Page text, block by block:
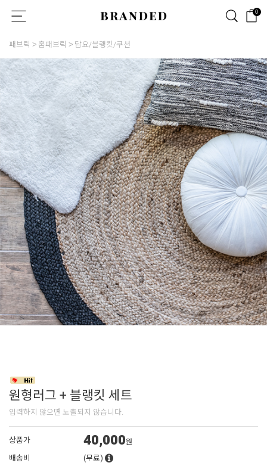
0
패브릭 홈패브릭 담요/블랭킷/쿠션
원형러그 + 블랭킷 세트
입력하지 않으면 노출되지 않습니다.
상품가 40,000원
배송비
(무료)